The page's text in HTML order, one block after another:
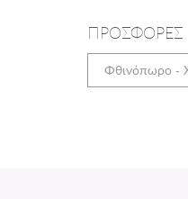
ΠΡΟΣΦΟΡΕΣ
Φθινόπωρο -